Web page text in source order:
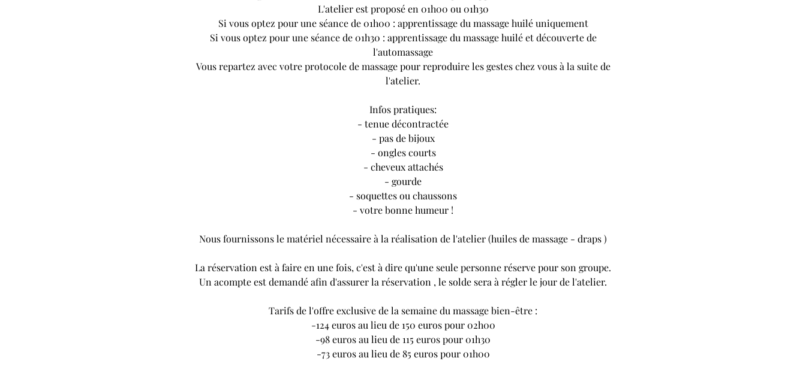
L'atelier est proposé en 01h00 ou 01h30
Si vous optez pour une séance de 01h00 : apprentissage du massage huilé uniquement
Si vous optez pour une séance de 01h30 : apprentissage du massage huilé et découverte de
l'automassage
Vous repartez avec votre protocole de massage pour reproduire les gestes chez vous à la suite de
l'atelier.
Infos pratiques:
- tenue décontractée
- pas de bijoux
- ongles courts
- cheveux attachés
- gourde
- soquettes ou chaussons
- votre bonne humeur !
Nous fournissons le matériel nécessaire à la réalisation de l'atelier (huiles de massage - draps )
La réservation est à faire en une fois, c'est à dire qu'une seule personne réserve pour son groupe.
Un acompte est demandé afin d'assurer la réservation , le solde sera à régler le jour de l'atelier.
Tarifs de l'offre exclusive de la semaine du massage bien-être :
-124 euros au lieu de 150 euros pour 02h00
-98 euros au lieu de 115 euros pour 01h30
-73 euros au lieu de 85 euros pour 01h00